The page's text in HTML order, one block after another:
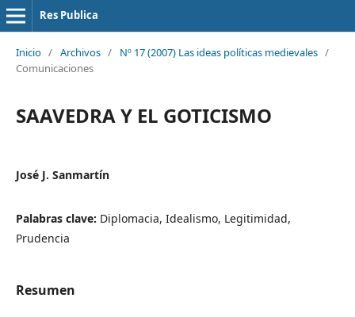
Res Publica
Inicio / Archivos / Nº 17 (2007) Las ideas políticas medievales /
Comunicaciones
SAAVEDRA Y EL GOTICISMO
José J. Sanmartín
Palabras clave: Diplomacia, Idealismo, Legitimidad,
Prudencia
Resumen